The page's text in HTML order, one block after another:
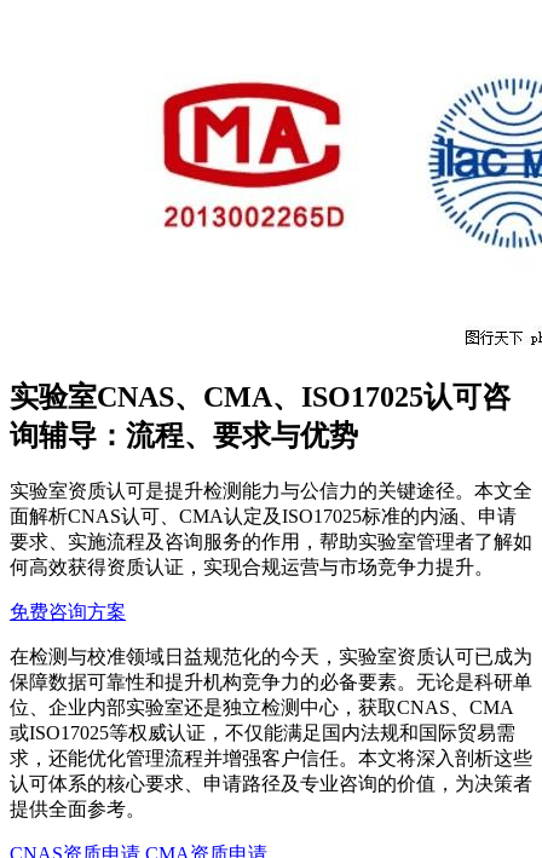
实验室CNAS、CMA、ISO17025认可咨
询辅导：流程、要求与优势
实验室资质认可是提升检测能力与公信力的关键途径。本文全
面解析CNAS认可、CMA认定及ISO17025标准的内涵、申请
要求、实施流程及咨询服务的作用，帮助实验室管理者了解如
何高效获得资质认证，实现合规运营与市场竞争力提升。
免费咨询方案
在检测与校准领域日益规范化的今天，实验室资质认可已成为
保障数据可靠性和提升机构竞争力的必备要素。无论是科研单
位、企业内部实验室还是独立检测中心，获取CNAS、CMA
或ISO17025等权威认证，不仅能满足国内法规和国际贸易需
求，还能优化管理流程并增强客户信任。本文将深入剖析这些
认可体系的核心要求、申请路径及专业咨询的价值，为决策者
提供全面参考。
CNAS资质申请 CMA资质申请